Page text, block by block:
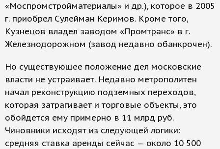
«Моспромстройматериалы» и др.), которое в 2005
г. приобрел Сулейман Керимов. Кроме того,
Кузнецов владел заводом «Промтранс» в г.
Железнодорожном (завод недавно обанкрочен).
Но существующее положение дел московские
власти не устраивает. Недавно метрополитен
начал реконструкцию подземных переходов,
которая затрагивает и торговые объекты, это
обойдется ему примерно в 11 млрд руб.
Чиновники исходят из следующей логики:
средняя ставка аренды сейчас — около 10 500